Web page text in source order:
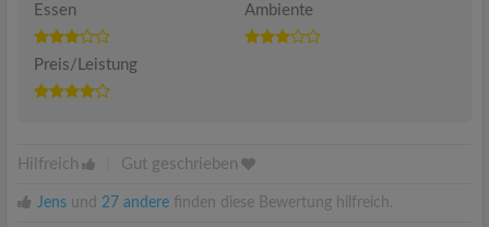
Essen Ambiente
Preis/Leistung
Hilfreich Gut geschrieben
Jens und 27 andere finden diese Bewertung hilfreich.